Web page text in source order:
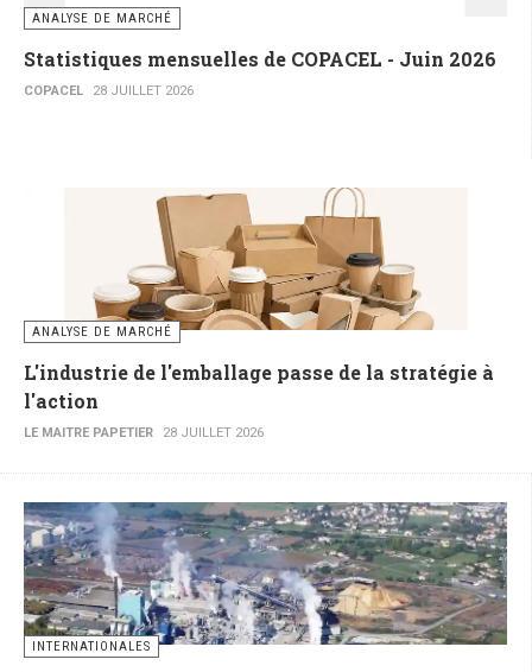
ANALYSE DE MARCHÉ
Statistiques mensuelles de COPACEL - Juin 2026
COPACEL 28 JUILLET 2026
ANALYSE DE MARCHÉ
L'industrie de l'emballage passe de la stratégie à
l'action
LE MAITRE PAPETIER 28 JUILLET 2026
INTERNATIONALES